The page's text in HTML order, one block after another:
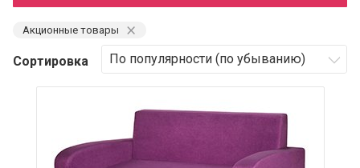
Акционные товары ⨯
Сортировка